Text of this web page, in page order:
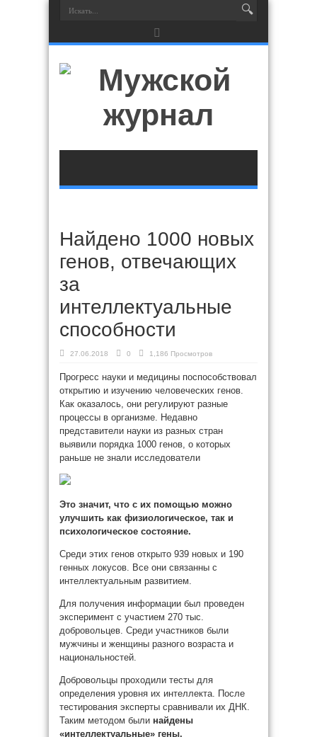
Найдено 1000 новых
генов, отвечающих
за
интеллектуальные
способности
27.06.2018 0 1,186 Просмотров
Прогресс науки и медицины поспособствовал
открытию и изучению человеческих генов.
Как оказалось, они регулируют разные
процессы в организме. Недавно
представители науки из разных стран
выявили порядка 1000 генов, о которых
раньше не знали исследователи
Это значит, что с их помощью можно
улучшить как физиологическое, так и
психологическое состояние.
Среди этих генов открыто 939 новых и 190
генных локусов. Все они связанны с
интеллектуальным развитием.
Для получения информации был проведен
эксперимент с участием 270 тыс.
добровольцев. Среди участников были
мужчины и женщины разного возраста и
национальностей.
Добровольцы проходили тесты для
определения уровня их интеллекта. После
тестирования эксперты сравнивали их ДНК.
Таким методом были найдены
«интеллектуальные» гены.